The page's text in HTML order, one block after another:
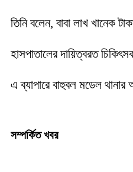
তিনি বলেন, বাবা লাখ খানেক
হাসপাতালের দায়িত্বরত
এ ব্যাপারে বাহুবল মডেল
সম্পর্কিত খবর